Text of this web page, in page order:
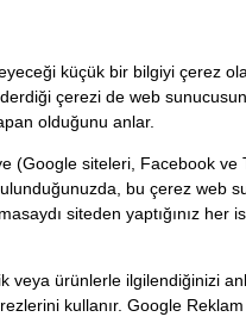
küçük bir bilgiyi çerez
çerezi de web
olduğunu anlar.
(Google siteleri, Facebook ve
bu çerez web
siteden yaptığınız her
ürünlerle ilgilendiğinizi
kullanır. Google